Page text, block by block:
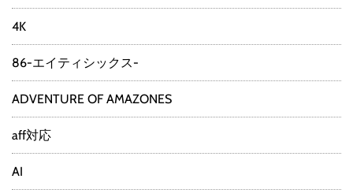
4K
86-エイティシックス-
ADVENTURE OF AMAZONES
aff対応
AI